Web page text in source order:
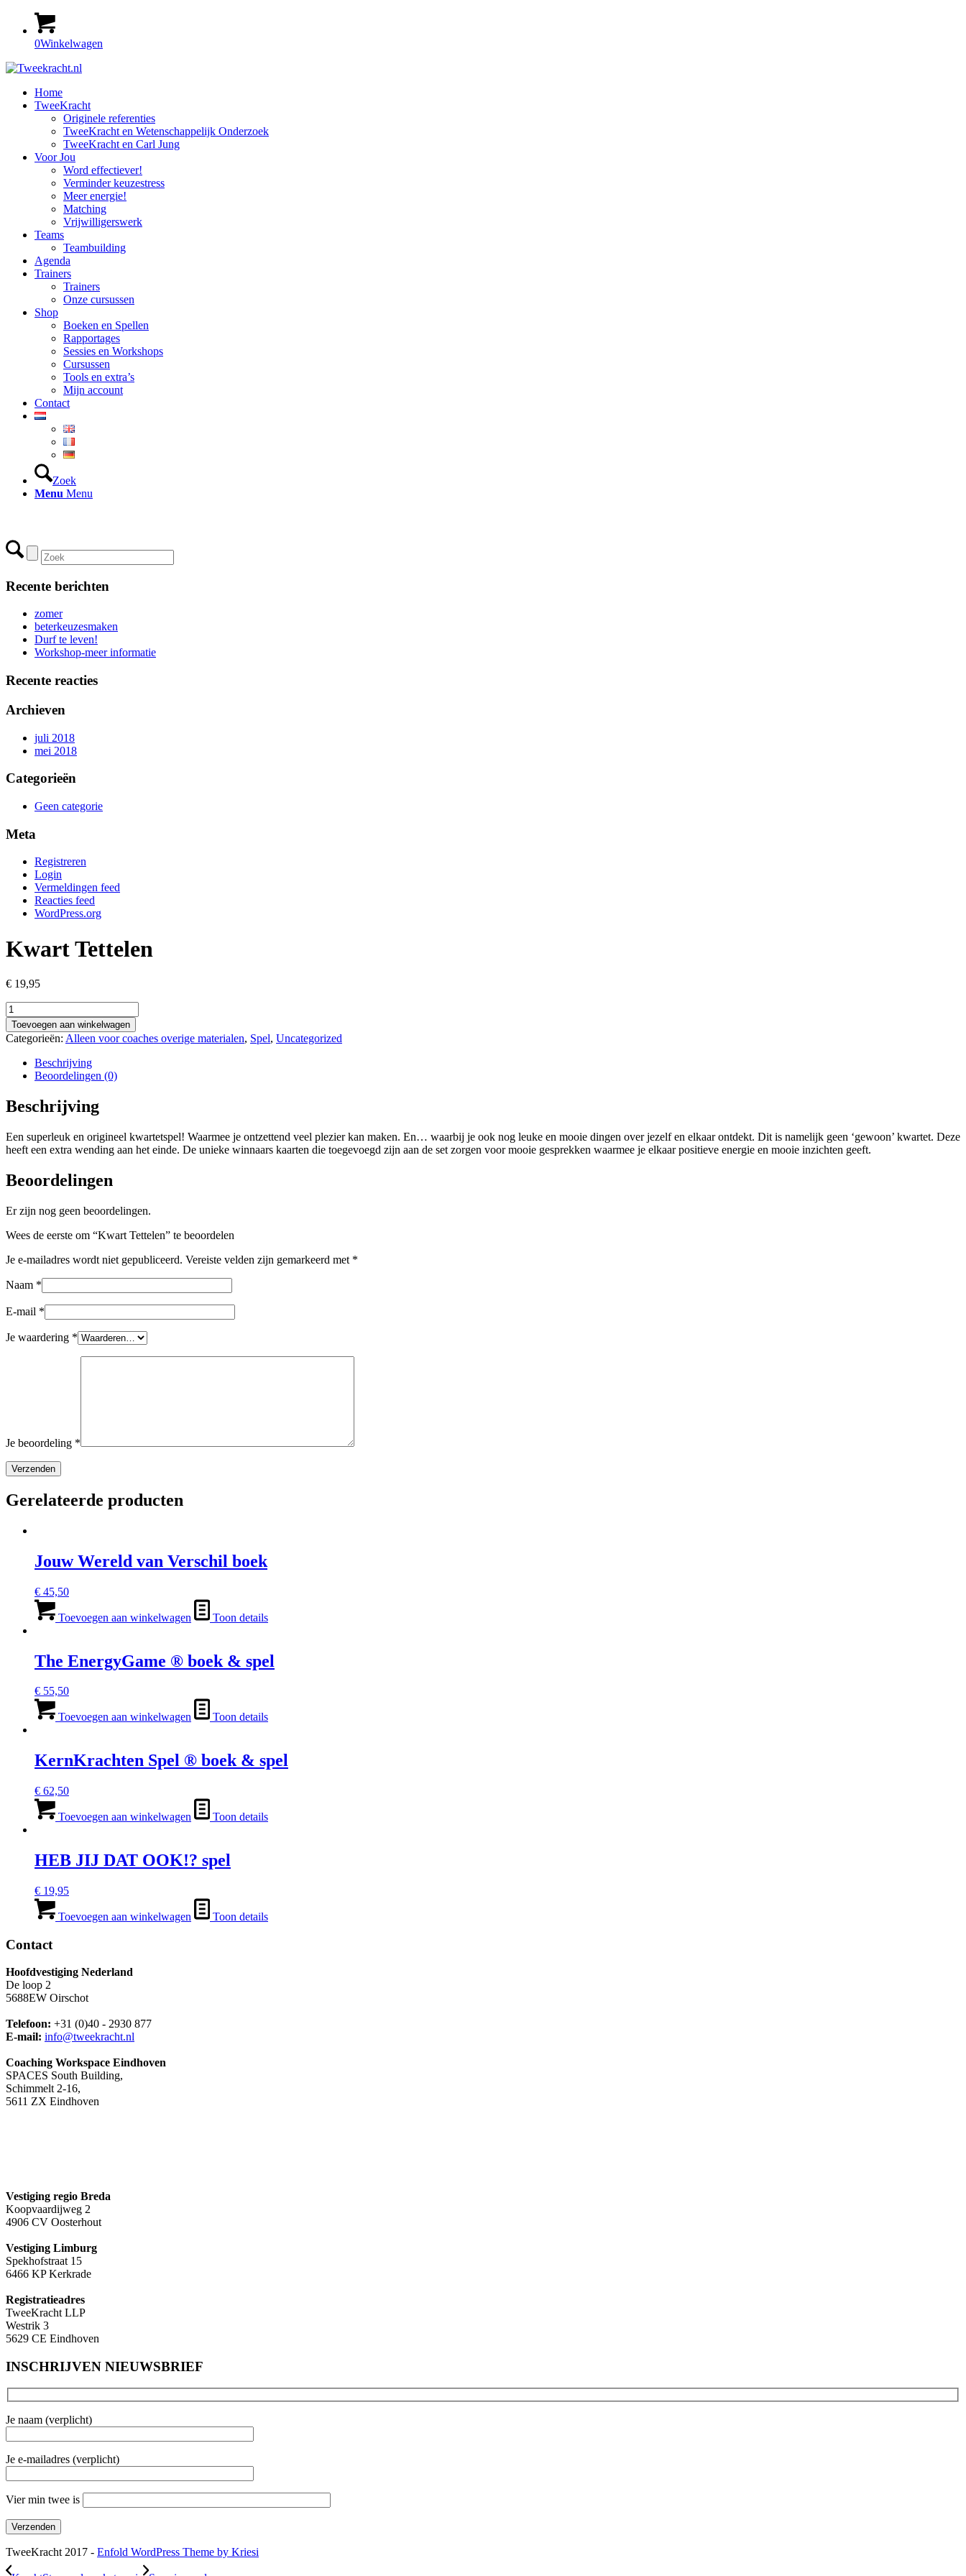
0Winkelwagen
Home
TweeKracht
Originele referenties
TweeKracht en Wetenschappelijk Onderzoek
TweeKracht en Carl Jung
Voor Jou
Word effectiever!
Verminder keuzestress
Meer energie!
Matching
Vrijwilligerswerk
Teams
Teambuilding
Agenda
Trainers
Trainers
Onze cursussen
Shop
Boeken en Spellen
Rapportages
Sessies en Workshops
Cursussen
Tools en extra’s
Mijn account
Contact
Zoek
Menu Menu
Recente berichten
zomer
beterkeuzesmaken
Durf te leven!
Workshop-meer informatie
Recente reacties
Archieven
juli 2018
mei 2018
Categorieën
Geen categorie
Meta
Registreren
Login
Vermeldingen feed
Reacties feed
WordPress.org
Kwart Tettelen
€ 19,95
Kwart
Tettelen
aantal
Toevoegen aan winkelwagen
Categorieën: Alleen voor coaches overige materialen, Spel, Uncategorized
Beschrijving
Beoordelingen (0)
Beschrijving
Een superleuk en origineel kwartetspel! Waarmee je ontzettend veel plezier kan maken. En… waarbij je ook nog leuke en mooie dingen over jezelf en elkaar ontdekt. Dit is namelijk geen ‘gewoon’ kwartet. Deze
heeft een extra wending aan het einde. De unieke winnaars kaarten die toegevoegd zijn aan de set zorgen voor mooie gesprekken waarmee je elkaar positieve energie en mooie inzichten geeft.
Beoordelingen
Er zijn nog geen beoordelingen.
Wees de eerste om “Kwart Tettelen” te beoordelen
Je e-mailadres wordt niet gepubliceerd. Vereiste velden zijn gemarkeerd met *
Naam *
E-mail *
Je waardering *
Je beoordeling *
Gerelateerde producten
Jouw Wereld van Verschil boek
€ 45,50
Toevoegen aan winkelwagen Toon details
The EnergyGame ® boek & spel
€ 55,50
Toevoegen aan winkelwagen Toon details
KernKrachten Spel ® boek & spel
€ 62,50
Toevoegen aan winkelwagen Toon details
HEB JIJ DAT OOK!? spel
€ 19,95
Toevoegen aan winkelwagen Toon details
Contact
Hoofdvestiging Nederland
De loop 2
5688EW Oirschot
Telefoon: +31 (0)40 - 2930 877
E-mail: info@tweekracht.nl
Coaching Workspace Eindhoven
SPACES South Building,
Schimmelt 2-16,
5611 ZX Eindhoven
Vestiging regio Breda
Koopvaardijweg 2
4906 CV Oosterhout
Vestiging Limburg
Spekhofstraat 15
6466 KP Kerkrade
Registratieadres
TweeKracht LLP
Westrik 3
5629 CE Eindhoven
INSCHRIJVEN NIEUWSBRIEF
Je naam (verplicht)
Je e-mailadres (verplicht)
Vier min twee is
TweeKracht 2017 - Enfold WordPress Theme by Kriesi